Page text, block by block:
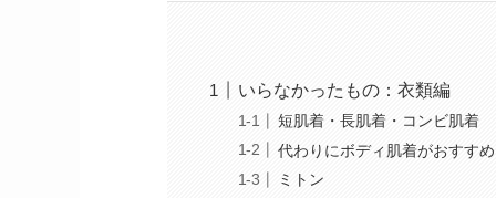
いらなかったもの：衣類編
短肌着・長肌着・コンビ肌着
代わりにボディ肌着がおすす
ミトン